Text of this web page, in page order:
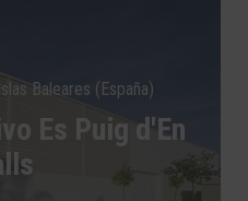
Baleares (España)
Es Puig d'En